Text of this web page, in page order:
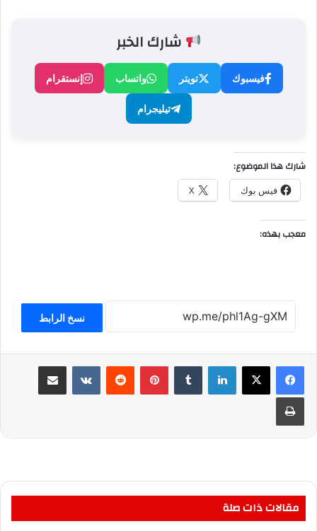
شارك الخبر
فيسبوك تويتر واتساب إنستقرام
تيليجرام
شارك هذا الموضوع:
فيس بوك X
معجب بهذه:
نسخ الرابط
لينكدإن بينتيريست مشاركة عبر البريد
طباعة
مقالات ذات صلة